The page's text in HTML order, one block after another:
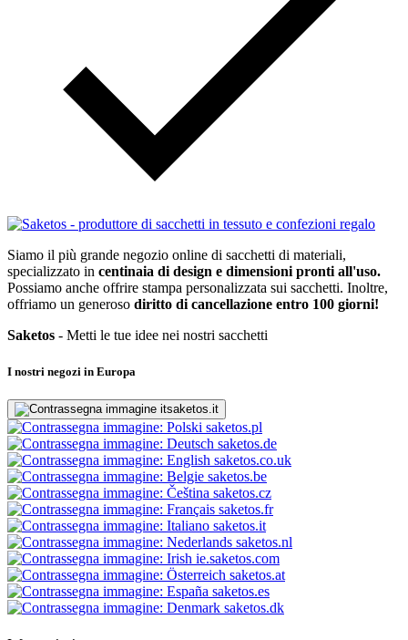
Siamo il più grande negozio online di sacchetti di materiali,
specializzato in centinaia di design e dimensioni pronti all'uso.
Possiamo anche offrire stampa personalizzata sui sacchetti. Inoltre,
offriamo un generoso diritto di cancellazione entro 100 giorni!
Saketos - Metti le tue idee nei nostri sacchetti
I nostri negozi in Europa
saketos.it
saketos.pl
saketos.de
saketos.co.uk
saketos.be
saketos.cz
saketos.fr
saketos.it
saketos.nl
ie.saketos.com
saketos.at
saketos.es
saketos.dk